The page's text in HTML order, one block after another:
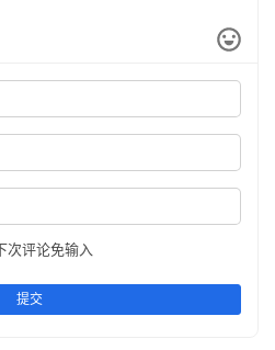
次评论免输入
提交